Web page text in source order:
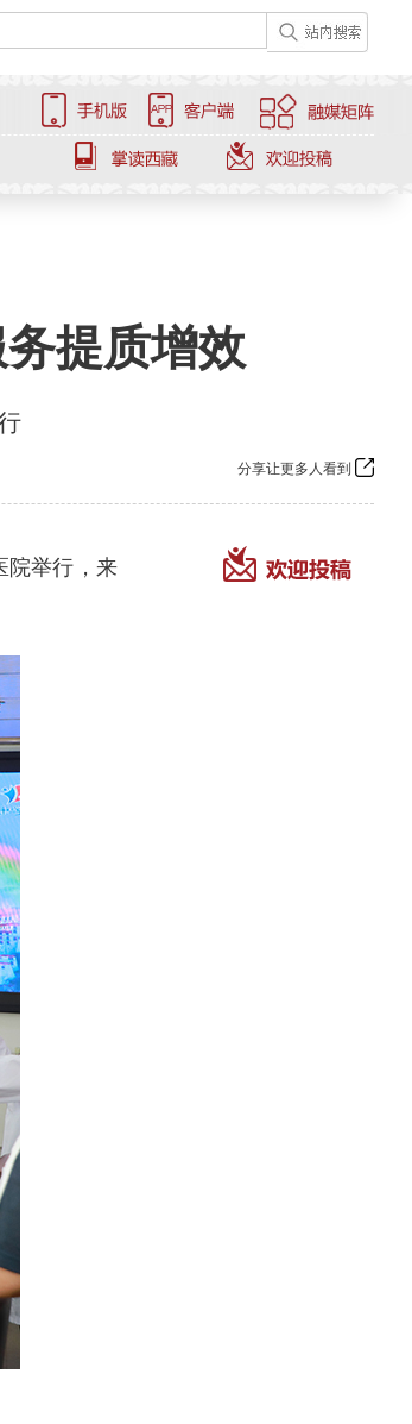
提质增效
分享让更多人看到
院举行，来